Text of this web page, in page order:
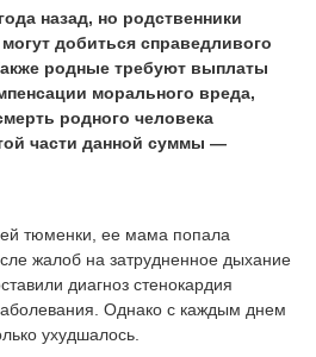
назад, но родственники
добиться справедливого
родные требуют выплаты
морального вреда,
родного человека
части данной суммы —
тюменки, ее мама попала
жалоб на затрудненное дыхание
диагноз стенокардия
Однако с каждым днем
ухудшалось.